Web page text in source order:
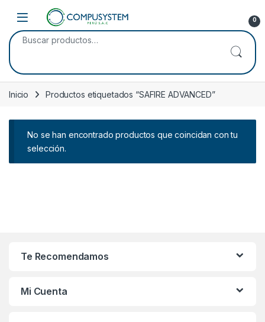
Skip to navigation
Skip to content
Open 0
Buscar por:
Inicio Productos etiquetados “SAFIRE ADVANCED”
No se han encontrado productos que coincidan con tu
selección.
Te Recomendamos
Mi Cuenta